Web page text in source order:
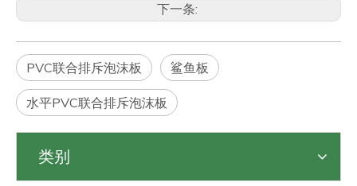
下一条:
PVC联合排斥泡沫板 鲨鱼板
水平PVC联合排斥泡沫板
类别